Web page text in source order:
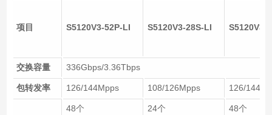
项目 S5120V3-52P-LI S5120V3-28S-LI S5120V3-
交换容量 336Gbps/3.36Tbps
包转发率 126/144Mpps 108/126Mpps 126/
48个
24个
48个